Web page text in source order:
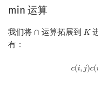
min 运算
我们将 ∩
∩ 运算拓展到 𝐾
K
有：
𝑐(𝑖,𝑗)𝑐(
c(i,j)